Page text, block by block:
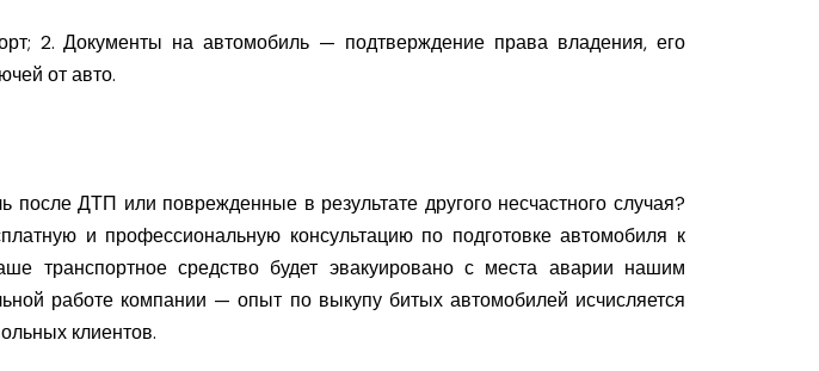
2. Документы на автомобиль — подтверждение права владения, его
от авто.
ДТП или поврежденные в результате другого несчастного случая?
и профессиональную консультацию по подготовке автомобиля к
транспортное средство будет эвакуировано с места аварии нашим
работе компании — опыт по выкупу битых автомобилей исчисляется
клиентов.